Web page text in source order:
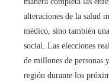
alteraciones de la salud
médico, sino también
social. Las elecciones
de millones de personas
región durante los